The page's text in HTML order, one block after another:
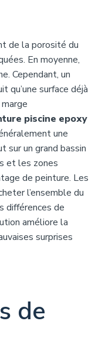
de la porosité du
En moyenne,
Cependant, un
qu’une surface déjà
piscine epoxy
une
sur un grand bassin
et les zones
de peinture. Les
l’ensemble du
différences de
améliore la
surprises
de